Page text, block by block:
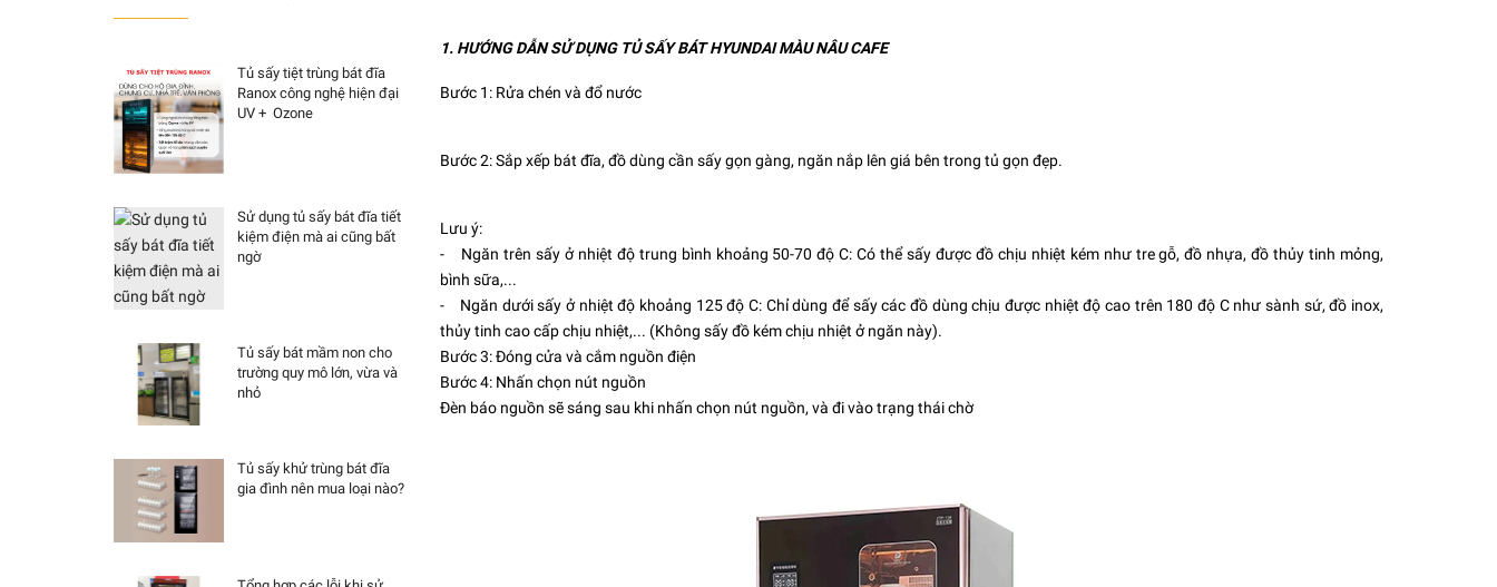
1. HƯỚNG DẪN SỬ DỤNG TỦ SẤY BÁT HYUNDAI MÀU NÂU CAFE
Bước 1: Rửa chén và đổ nước
Bước 2: Sắp xếp bát đĩa, đồ dùng cần sấy gọn gàng, ngăn nắp lên giá bên trong tủ gọn đẹp.
Lưu ý:
- Ngăn trên sấy ở nhiệt độ trung bình khoảng 50-70 độ C: Có thể sấy được đồ chịu nhiệt kém như tre gỗ, đồ nhựa, đồ thủy tinh mỏng,
bình sữa,...
- Ngăn dưới sấy ở nhiệt độ khoảng 125 độ C: Chỉ dùng để sấy các đồ dùng chịu được nhiệt độ cao trên 180 độ C như sành sứ, đồ inox,
thủy tinh cao cấp chịu nhiệt,... (Không sấy đồ kém chịu nhiệt ở ngăn này).
Bước 3: Đóng cửa và cắm nguồn điện
Bước 4: Nhấn chọn nút nguồn
Đèn báo nguồn sẽ sáng sau khi nhấn chọn nút nguồn, và đi vào trạng thái chờ
Tủ sấy tiệt trùng bát đĩa
Ranox công nghệ hiện đại
UV + Ozone
Sử dụng tủ sấy bát đĩa tiết
kiệm điện mà ai cũng bất
ngờ
Tủ sấy bát mầm non cho
trường quy mô lớn, vừa và
nhỏ
Tủ sấy khử trùng bát đĩa
gia đình nên mua loại nào?